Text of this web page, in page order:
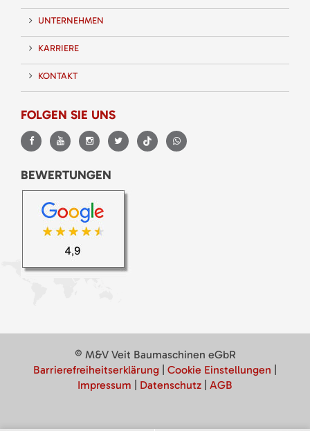
UNTERNEHMEN
KARRIERE
KONTAKT
FOLGEN SIE UNS
BEWERTUNGEN
© M&V Veit Baumaschinen eGbR
Barrierefreiheitserklärung
Cookie Einstellungen
Impressum
Datenschutz AGB